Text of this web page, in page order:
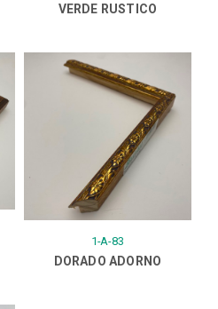
VERDE RUSTICO
1-A-83
DORADO ADORNO